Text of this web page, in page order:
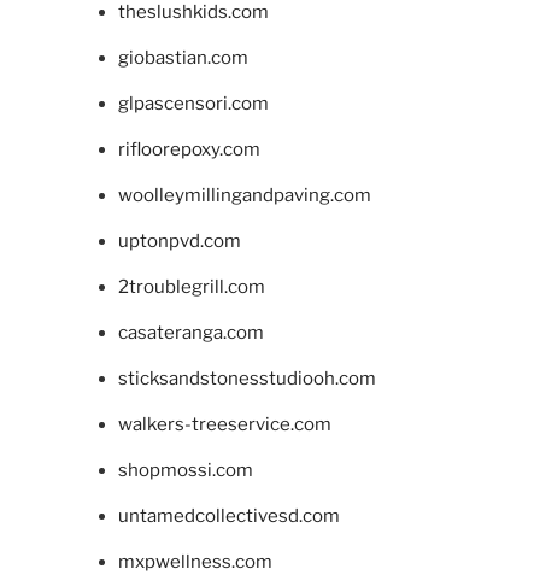
theslushkids.com
giobastian.com
glpascensori.com
rifloorepoxy.com
woolleymillingandpaving.com
uptonpvd.com
2troublegrill.com
casateranga.com
sticksandstonesstudiooh.com
walkers-treeservice.com
shopmossi.com
untamedcollectivesd.com
mxpwellness.com